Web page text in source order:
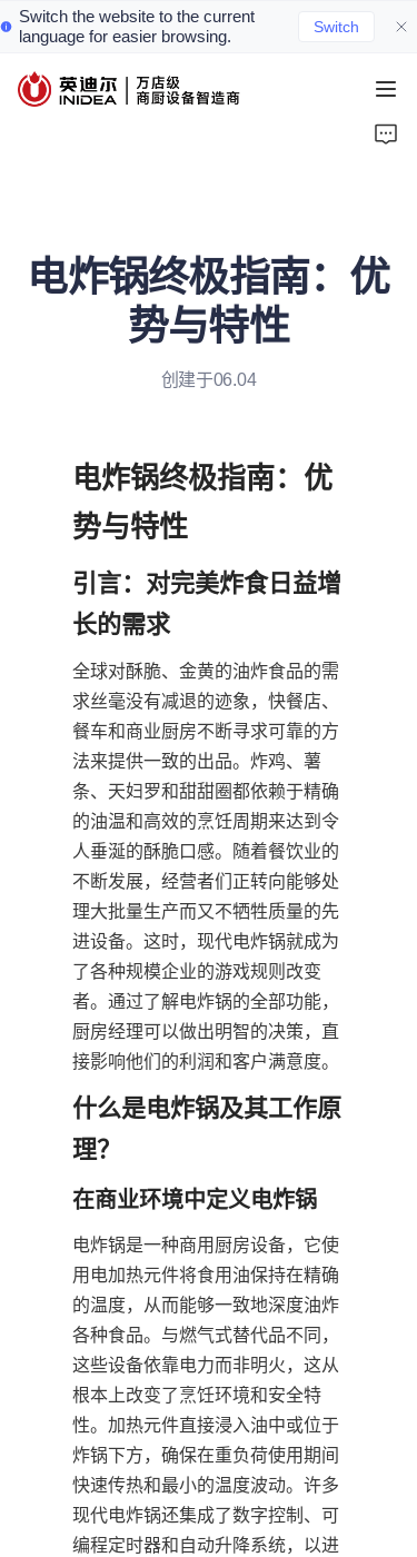
Switch the website to the current
language for easier browsing.
Switch
电炸锅终极指南：优
势与特性
创建于06.04
电炸锅终极指南：优
引言：对完美炸食日益增
全球对酥脆、金黄的油炸食品的需
求丝毫没有减退的迹象，快餐店、
餐车和商业厨房不断寻求可靠的方
法来提供一致的出品。炸鸡、薯
条、天妇罗和甜甜圈都依赖于精确
的油温和高效的烹饪周期来达到令
人垂涎的酥脆口感。随着餐饮业的
不断发展，经营者们正转向能够处
理大批量生产而又不牺牲质量的先
进设备。这时，现代电炸锅就成为
了各种规模企业的游戏规则改变
者。通过了解电炸锅的全部功能，
厨房经理可以做出明智的决策，直
接影响他们的利润和客户满意度。
什么是电炸锅及其工作原
电炸锅是一种商用厨房设备，它使
用电加热元件将食用油保持在精确
的温度，从而能够一致地深度油炸
各种食品。与燃气式替代品不同，
这些设备依靠电力而非明火，这从
根本上改变了烹饪环境和安全特
性。加热元件直接浸入油中或位于
炸锅下方，确保在重负荷使用期间
快速传热和最小的温度波动。许多
现代电炸锅还集成了数字控制、可
编程定时器和自动升降系统，以进
首页
案例